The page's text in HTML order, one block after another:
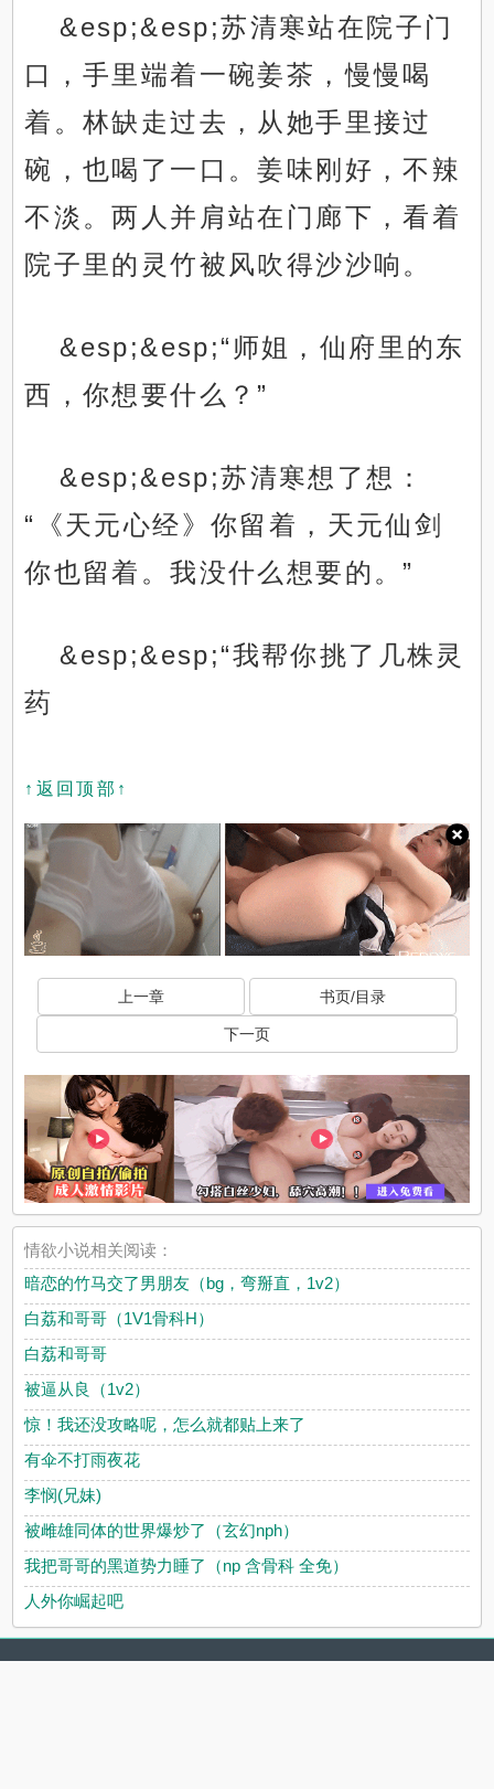
&esp;&esp;苏清寒站在院子门
口，手里端着一碗姜茶，慢慢喝
着。林缺走过去，从她手里接过
碗，也喝了一口。姜味刚好，不辣
不淡。两人并肩站在门廊下，看着
院子里的灵竹被风吹得沙沙响。
&esp;&esp;“师姐，仙府里的东
西，你想要什么？”
&esp;&esp;苏清寒想了想：
“《天元心经》你留着，天元仙剑
你也留着。我没什么想要的。”
&esp;&esp;“我帮你挑了几株灵
药
↑返回顶部↑
上一章 书页/目录
下一页
情欲小说相关阅读：
暗恋的竹马交了男朋友（bg，弯掰直，1v2）
白荔和哥哥（1V1骨科H）
白荔和哥哥
被逼从良（1v2）
惊！我还没攻略呢，怎么就都贴上来了
有伞不打雨夜花
李悯(兄妹)
被雌雄同体的世界爆炒了（玄幻nph）
我把哥哥的黑道势力睡了（np 含骨科 全免）
人外你崛起吧